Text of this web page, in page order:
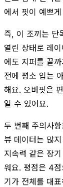
에서 핏이 예쁘
즉, 이 조끼는 단
열린 상태로 레
에도 지퍼를 끝
전에 평소 입는
해요. 오버핏은
일 수 있어요.
두 번째 주의사
뷰 데이터는 많
지속력 같은 장
워요. 평점은 4
기가 전체를 대